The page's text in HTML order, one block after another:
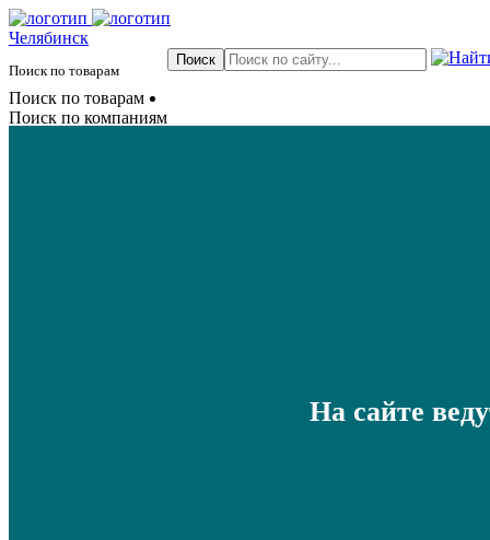
Челябинск
Поиск по товарам
Поиск по товарам
Поиск по компаниям
На сайте